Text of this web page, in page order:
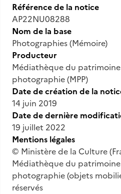
Référence de la notice
AP22NU08288
Nom de la base
Photographies (Mémoire)
Producteur
Médiathèque du
photographie (MPP)
Date de création de la
14 juin 2019
Date de dernière
19 juillet 2022
Mentions légales
© Ministère de la Culture
Médiathèque du
photographie (objets
réservés